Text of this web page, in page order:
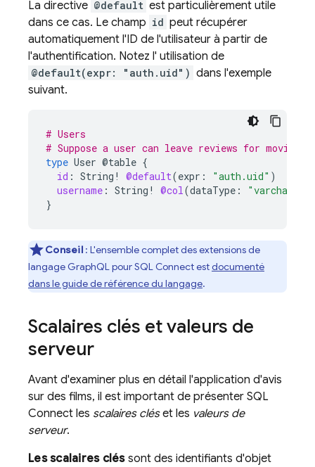
La directive @default est particulièrement utile
dans ce cas. Le champ id peut récupérer
automatiquement l'ID de l'utilisateur à partir de
l'authentification. Notez l' utilisation de
@default(expr: "auth.uid") dans l'exemple
suivant.
# Users
# Suppose a user can leave reviews for movies
type User @table {
id : String ! @default(expr : "auth.uid" )
username : String ! @col(dataType :
}
Conseil: L'ensemble complet des extensions de
langage GraphQL pourSQL Connectestdocumenté
dans le guide de référence du langage.
Scalaires clés et valeurs de
serveur
Avant d'examiner plus en détail l'application d'avis
sur des films, il est important de présenter SQL
Connect les scalaires cléset les valeurs de
serveur.
Les scalaires cléssont des identifiants d'objet